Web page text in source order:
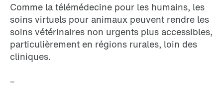
Comme la télémédecine pour les humains, les
soins virtuels pour animaux peuvent rendre les
soins vétérinaires non urgents plus accessibles,
particulièrement en régions rurales, loin des
cliniques.
–